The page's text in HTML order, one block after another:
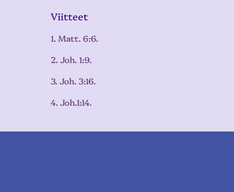
Viitteet
1. Matt. 6:6.
2. Joh. 1:9.
3. Joh. 3:16.
4. Joh.1:14.